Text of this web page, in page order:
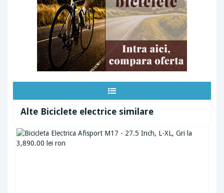
Alte Biciclete electrice similare